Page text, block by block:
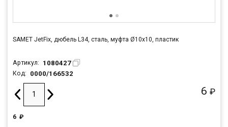
SAMET JetFix, дюбель L34, сталь, муфта Ø10х10, пластик
Артикул: 1080427
Код: 0000/166532
6 ₽
6 ₽